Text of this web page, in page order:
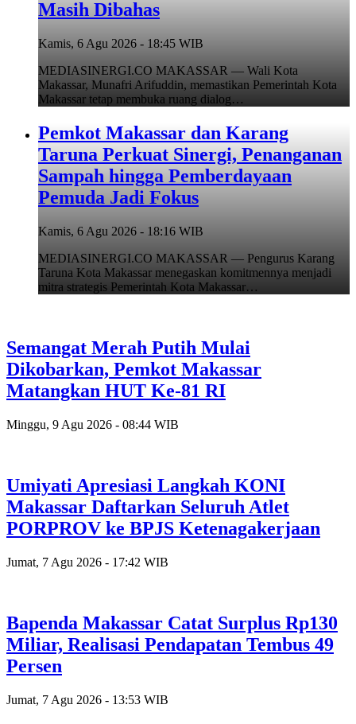
Masih Dibahas
Kamis, 6 Agu 2026 - 18:45 WIB
MEDIASINERGI.CO MAKASSAR — Wali Kota
Makassar, Munafri Arifuddin, memastikan Pemerintah Kota
Makassar tetap membuka ruang dialog…
Pemkot Makassar dan Karang
Taruna Perkuat Sinergi, Penanganan
Sampah hingga Pemberdayaan
Pemuda Jadi Fokus
Kamis, 6 Agu 2026 - 18:16 WIB
MEDIASINERGI.CO MAKASSAR — Pengurus Karang
Taruna Kota Makassar menegaskan komitmennya menjadi
mitra strategis Pemerintah Kota Makassar…
Semangat Merah Putih Mulai
Dikobarkan, Pemkot Makassar
Matangkan HUT Ke-81 RI
Minggu, 9 Agu 2026 - 08:44 WIB
Umiyati Apresiasi Langkah KONI
Makassar Daftarkan Seluruh Atlet
PORPROV ke BPJS Ketenagakerjaan
Jumat, 7 Agu 2026 - 17:42 WIB
Bapenda Makassar Catat Surplus Rp130
Miliar, Realisasi Pendapatan Tembus 49
Persen
Jumat, 7 Agu 2026 - 13:53 WIB